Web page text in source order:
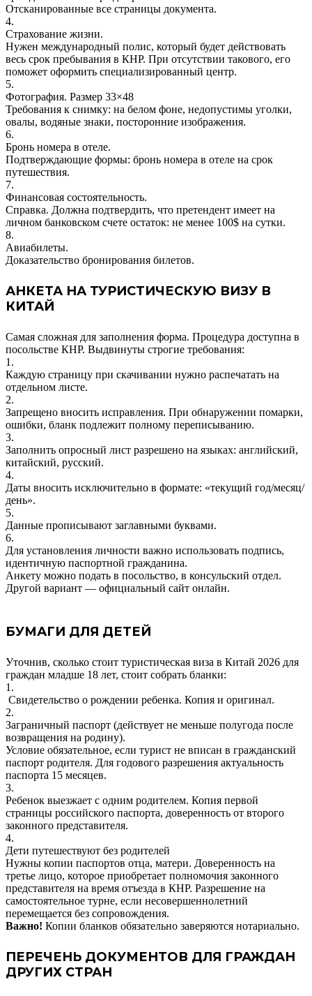
Отсканированные все страницы документа.
4.
Страхование жизни.
Нужен международный полис, который будет действовать
весь срок пребывания в КНР. При отсутствии такового, его
поможет оформить специализированный центр.
5.
Фотография. Размер 33×48
Требования к снимку: на белом фоне, недопустимы уголки,
овалы, водяные знаки, посторонние изображения.
6.
Бронь номера в отеле.
Подтверждающие формы: бронь номера в отеле на срок
путешествия.
7.
Финансовая состоятельность.
Справка. Должна подтвердить, что претендент имеет на
личном банковском счете остаток: не менее 100$ на сутки.
8.
Авиабилеты.
Доказательство бронирования билетов.
АНКЕТА НА ТУРИСТИЧЕСКУЮ ВИЗУ В
КИТАЙ
Самая сложная для заполнения форма. Процедура доступна в
посольстве КНР. Выдвинуты строгие требования:
1.
Каждую страницу при скачивании нужно распечатать на
отдельном листе.
2.
Запрещено вносить исправления. При обнаружении помарки,
ошибки, бланк подлежит полному переписыванию.
3.
Заполнить опросный лист разрешено на языках: английский,
китайский, русский.
4.
Даты вносить исключительно в формате: «текущий год/месяц/
день».
5.
Данные прописывают заглавными буквами.
6.
Для установления личности важно использовать подпись,
идентичную паспортной гражданина.
Анкету можно подать в посольство, в консульский отдел.
Другой вариант — официальный сайт онлайн.
БУМАГИ ДЛЯ ДЕТЕЙ
Уточнив, сколько стоит туристическая виза в Китай 2026 для
граждан младше 18 лет, стоит собрать бланки:
1.
Свидетельство о рождении ребенка. Копия и оригинал.
2.
Заграничный паспорт (действует не меньше полугода после
возвращения на родину).
Условие обязательное, если турист не вписан в гражданский
паспорт родителя. Для годового разрешения актуальность
паспорта 15 месяцев.
3.
Ребенок выезжает с одним родителем. Копия первой
страницы российского паспорта, доверенность от второго
законного представителя.
4.
Дети путешествуют без родителей
Нужны копии паспортов отца, матери. Доверенность на
третье лицо, которое приобретает полномочия законного
представителя на время отъезда в КНР. Разрешение на
самостоятельное турне, если несовершеннолетний
перемещается без сопровождения.
Важно! Копии бланков обязательно заверяются нотариально.
ПЕРЕЧЕНЬ ДОКУМЕНТОВ ДЛЯ ГРАЖДАН
ДРУГИХ СТРАН